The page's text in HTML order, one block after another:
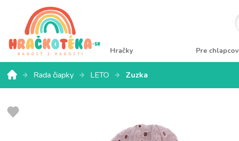
Hračky Pre chlapcov
Rada čiapky LETO Zuzka